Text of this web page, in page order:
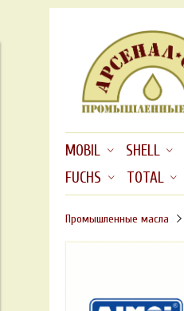
MOBIL SHELL
FUCHS
TOTAL
Промышленные масла